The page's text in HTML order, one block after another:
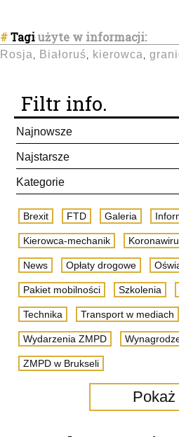
#Tagiużyte w informacji:
Rosja Białoruś kierowca
Filtr info.
Najnowsze
Najstarsze
Kategorie
Brexit FTD Galeria
Kierowca-mechanik
News Opłaty drogowe
Pakiet mobilności Szkolenia
Technika Transport w mediach
Wydarzenia ZMPD
ZMPD w Brukseli
Pokaż